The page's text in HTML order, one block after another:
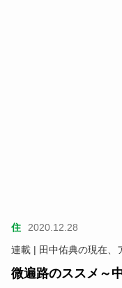
住
2020.12.28
連載 | 田中佑典の現在、
微遍路のススメ～